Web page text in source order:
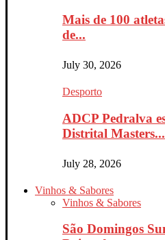
Mais de 100
de...
July 30, 2026
Desporto
ADCP Pedralva
Distrital Masters...
July 28, 2026
Vinhos & Sabores
Vinhos & Sabores
São Domingos